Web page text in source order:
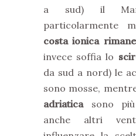
a sud) il
particolarmente
costa ionica
invece soffia lo
da sud a nord) le
sono mosse,
adriaticasono più
anche altri